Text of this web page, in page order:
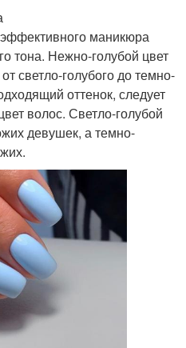
маникюра
тона. Нежно-голубой цвет
светло-голубого до темно-
оттенок, следует
волос. Светло-голубой
девушек, а темно-